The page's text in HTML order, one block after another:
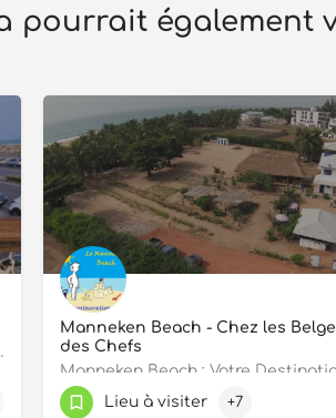
pourrait également
Route des pêches à…
Manneken Beach - Chez les
des Chefs
OUVERT
Lieu à visiter +7